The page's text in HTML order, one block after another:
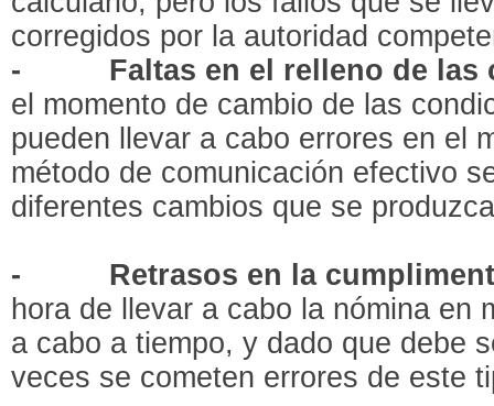
corregidos por la autoridad
-
Faltas en el relleno de
el momento de cambio de las
pueden llevar a cabo errores en el
método de comunicación efectivo
diferentes cambios que se
-
Retrasos en la
hora de llevar a cabo la nómina en
a cabo a tiempo, y dado que debe
veces se cometen errores de este